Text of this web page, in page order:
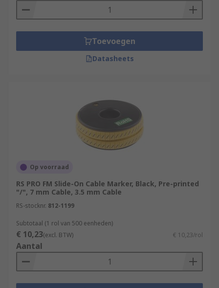
Toevoegen
Datasheets
Op voorraad
RS PRO FM Slide-On Cable Marker, Black, Pre-printed
"/", 7 mm Cable, 3.5 mm Cable
RS-stocknr. 812-1199
Subtotaal (1 rol van 500 eenheden)
€ 10,23(excl. BTW) € 10,23/rol
Aantal